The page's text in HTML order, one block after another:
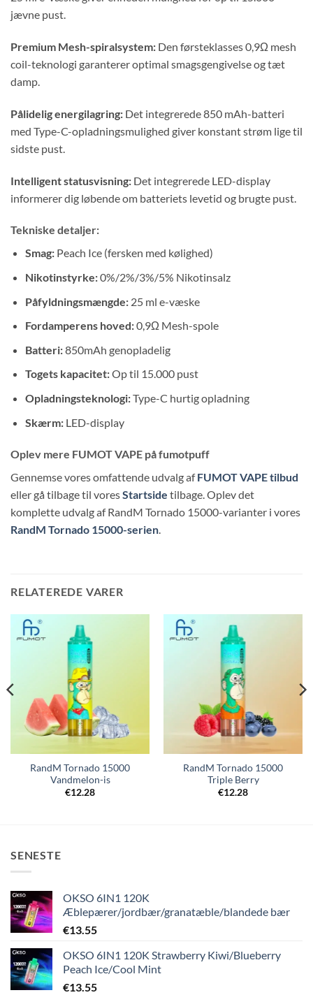
jævne pust.
Premium Mesh-spiralsystem: Den førsteklasses 0,9Ω mesh
coil-teknologi garanterer optimal smagsgengivelse og tæt
damp.
Pålidelig energilagring: Det integrerede 850 mAh-batteri
med Type-C-opladningsmulighed giver konstant strøm lige til
sidste pust.
Intelligent statusvisning: Det integrerede LED-display
informerer dig løbende om batteriets levetid og brugte pust.
Tekniske detaljer:
Smag:Peach Ice (fersken med kølighed)
Nikotinstyrke:0%/2%/3%/5% Nikotinsalz
Påfyldningsmængde:25 ml e-væske
Fordamperens hoved:0,9Ω Mesh-spole
Batteri:850mAh genopladelig
Togets kapacitet:Op til 15.000 pust
Opladningsteknologi:Type-C hurtig opladning
Skærm:LED-display
Oplev mere FUMOT VAPE på fumotpuff
Gennemse vores omfattende udvalg afFUMOT VAPE tilbud
eller gå tilbage til voresStartside tilbage. Oplev det
komplette udvalg af RandM Tornado 15000-varianter i vores
RandM Tornado 15000-serien.
RELATEREDE VARER
RandM Tornado 15000
Vandmelon-is
€12.28
RandM Tornado 15000
Triple Berry
€12.28
SENESTE
OKSO 6IN1 120K
Æblepærer/jordbær/granatæble/blandede bær
€13.55
OKSO 6IN1 120K Strawberry Kiwi/Blueberry
Peach Ice/Cool Mint
€13.55